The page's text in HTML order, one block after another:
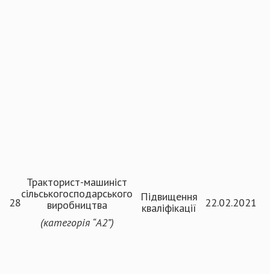
28
Тракторист-машиніст
сільськогосподарського
виробництва
(категорія “А2”)
Підвищення
кваліфікації
22.02.2021